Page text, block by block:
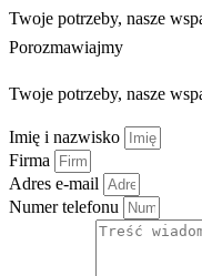
Twoje potrzeby, nasze
Porozmawiajmy
Twoje potrzeby, nasze
Imię i nazwisko
Firma
Adres e-mail
Numer telefonu